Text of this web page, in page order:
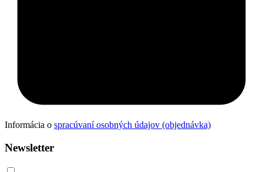
Informácia o spracúvaní osobných údajov (objednávka)
Newsletter